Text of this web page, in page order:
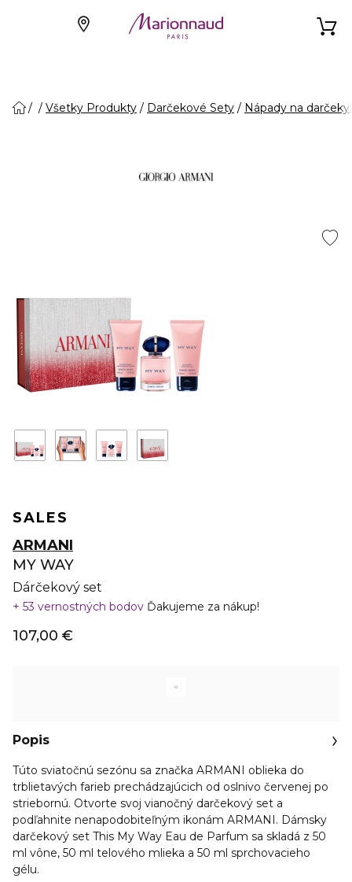
Všetky Produkty Darčekové Sety Nápady na
SALES
ARMANI
MY WAY
Dárčekový set
53 vernostných bodov Ďakujeme za nákup!
107,00 €
Popis
Túto sviatočnú sezónu sa značka ARMANI oblieka do
trblietavých farieb prechádzajúcich od oslnivo červenej po
striebornú. Otvorte svoj vianočný darčekový set a
podľahnite nenapodobiteľným ikonám ARMANI. Dámsky
darčekový set This My Way Eau de Parfum sa skladá z 50
ml vône, 50 ml telového mlieka a 50 ml sprchovacieho
gélu.